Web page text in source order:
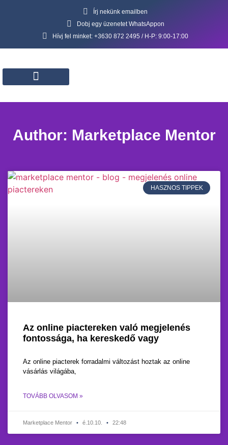
Írj nekünk emailben
Dobj egy üzenetet WhatsAppon
Hívj fel minket: +3630 872 2495 / H-P: 9:00-17:00
Author: Marketplace Mentor
HASZNOS TIPPEK
Az online piactereken való megjelenés
fontossága, ha kereskedő vagy
Az online piacterek forradalmi változást hoztak az online
vásárlás világába,
TOVÁBB OLVASOM »
Marketplace Mentor é.10.10. 22:48